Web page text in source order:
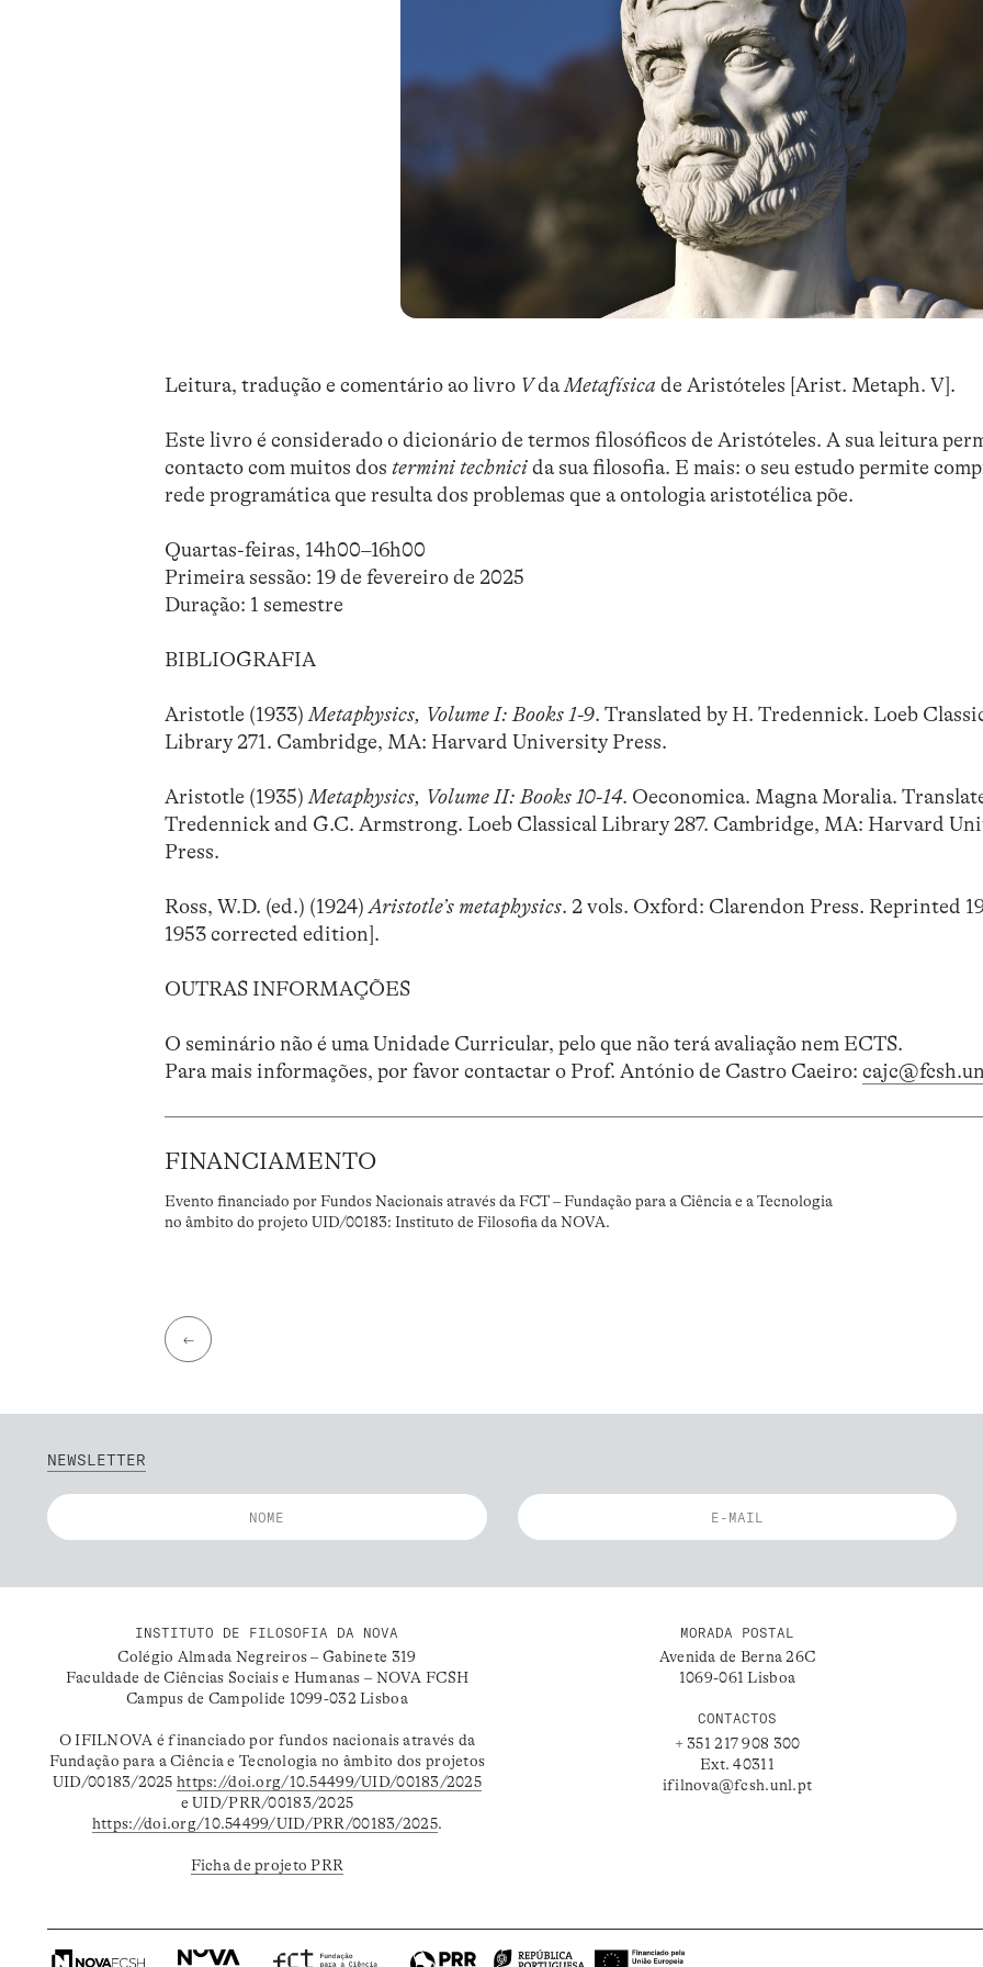
Leitura, tradução e comentário ao livro VdaMetafísica de Aristóteles [Arist. Metaph. V].
Este livro é considerado o dicionário de termos filosóficos de Aristóteles. A sua leitura
contacto com muitos dostermini technicida sua filosofia. E mais: o seu estudo permite
rede programática que resulta dos problemas que a ontologia aristotélica põe.
Quartas-feiras, 14h00–16h00
Primeira sessão: 19 de fevereiro de 2025
Duração: 1 semestre
BIBLIOGRAFIA
Aristotle (1933)Metaphysics, Volume I: Books 1-9. Translated by H. Tredennick. Loeb
Library 271. Cambridge, MA: Harvard University Press.
Aristotle (1935)Metaphysics, Volume II: Books 10-14. Oeconomica. Magna Moralia.
Tredennick and G.C. Armstrong. Loeb Classical Library 287. Cambridge, MA: Harvard
Press.
Ross, W.D. (ed.) (1924)Aristotle’s metaphysics. 2 vols. Oxford: Clarendon Press. Reprinted
1953 corrected edition].
OUTRAS INFORMAÇÕES
O seminário não é uma Unidade Curricular, pelo que não terá avaliação nem ECTS.
Para mais informações, por favor contactar o Prof. António de Castro Caeiro:
FINANCIAMENTO
Evento financiado por Fundos Nacionais através da FCT – Fundação para a Ciência e a Tecnologia
no âmbito do projeto UID/00183: Instituto de Filosofia da NOVA.
←
NEWSLETTER
INSTITUTO DE FILOSOFIA DA NOVA
Colégio Almada Negreiros – Gabinete 319
Faculdade de Ciências Sociais e Humanas – NOVA FCSH
Campus de Campolide 1099-032 Lisboa
O IFILNOVA é financiado por fundos nacionais através da
Fundação para a Ciência e Tecnologia no âmbito dos projetos
UID/00183/2025https://doi.org/10.54499/UID/00183/2025
e UID/PRR/00183/2025
https://doi.org/10.54499/UID/PRR/00183/2025.
Ficha de projeto PRR
MORADA POSTAL
Avenida de Berna 26C
1069-061 Lisboa
CONTACTOS
+ 351 217 908 300
Ext. 40311
ifilnova@fcsh.unl.pt